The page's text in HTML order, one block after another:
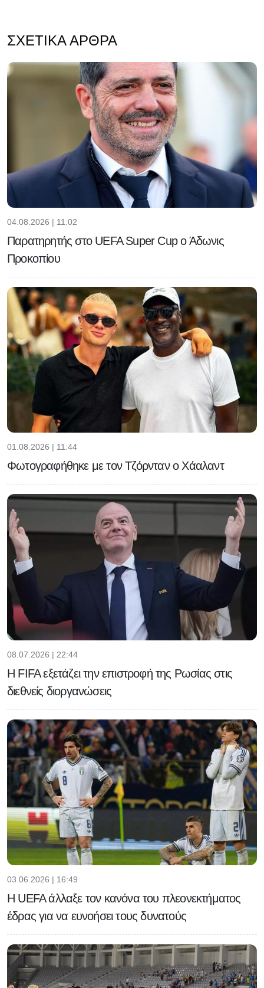
ΣΧΕΤΙΚΆ ΆΡΘΡΑ
04.08.2026 | 11:02
Παρατηρητής στο UEFA Super Cup ο Άδωνις
Προκοπίου
01.08.2026 | 11:44
Φωτογραφήθηκε με τον Τζόρνταν ο Χάαλαντ
08.07.2026 | 22:44
Η FIFA εξετάζει την επιστροφή της Ρωσίας στις
διεθνείς διοργανώσεις
03.06.2026 | 16:49
H UEFA άλλαξε τον κανόνα του πλεονεκτήματος
έδρας για να ευνοήσει τους δυνατούς